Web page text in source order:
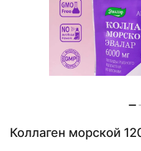
Коллаген морской